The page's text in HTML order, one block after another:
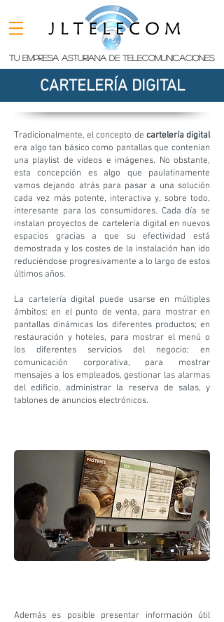
TU EMPRESA ASTURIANA DE TELECOMUNICACIONES
CARTELERÍA DIGITAL
Tradicionalmente, el concepto de cartelería digital
era algo tan básico como pantallas que contenían
una playlist de vídeos e imágenes. No obstante,
esta concepción es algo que paulatinamente
vamos dejando atrás para pasar a una solución
cada vez más potente, interactiva y, sobre todo,
interesante para los consumidores. Cada día se
instalan proyectos de cartelería digital en nuevos
espacios gracias a que su efectividad está
demostrada y los costes de la instalación han ido
reduciéndose progresivamente a lo largo de estos
últimos años.
La cartelería digital puede usarse en múltiples
ámbitos: en el punto de venta, para mostrar en
pantallas dinámicas los diferentes productos; en
restauración y hoteles, para mostrar el menú o
los diferentes servicios del negocio; en
comunicación corporativa, para mostrar
mensajes a los empleados, gestionar las alarmas
del edificio, administrar la reserva de salas, y
tablones de anuncios electrónicos.
Además es posible presentar información útil